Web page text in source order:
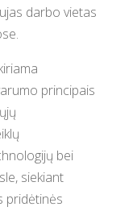
darbo vietas
principais
bei
siekiant
pridėtinės